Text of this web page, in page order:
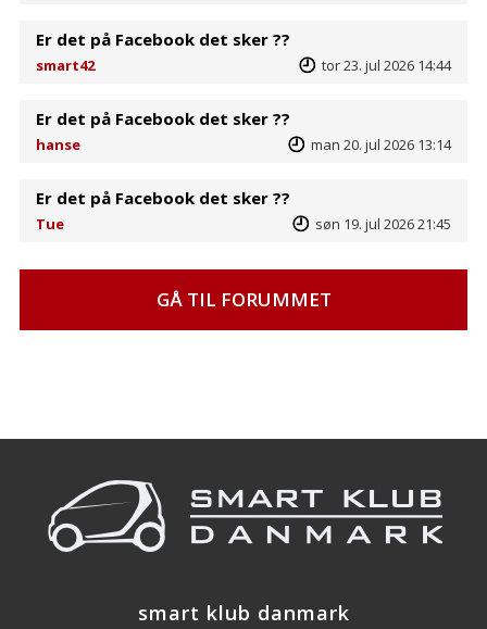
Er det på Facebook det sker ??
smart42 tor 23. jul 2026 14:44
Er det på Facebook det sker ??
hanse man 20. jul 2026 13:14
Er det på Facebook det sker ??
Tue søn 19. jul 2026 21:45
GÅ TIL FORUMMET
smart klub danmark